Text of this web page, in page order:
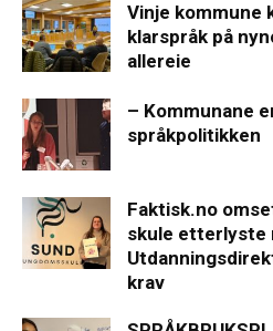
Vinje kommune
klarspråk på
allereie
– Kommunane
språkpolitikken
Faktisk.no
skule etterlyste
krav